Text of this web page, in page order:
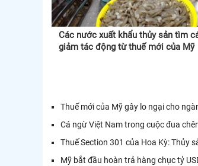
Các nước xuất khẩu thủy sản tìm
giảm tác động từ thuế mới của Mỹ
Thuế mới của Mỹ gây lo ngại cho
Cá ngừ Việt Nam trong cuộc đua
Thuế Section 301 của Hoa Kỳ: Thủy
Mỹ bắt đầu hoàn trả hàng chục tỷ